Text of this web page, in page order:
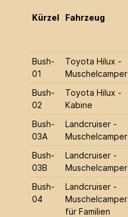
Kürzel Fahrzeug
Bush-
01
Toyota Hilux -
Muschelcamper
Bush-
02
Toyota Hilux -
Kabine
Bush-
03A
Landcruiser -
Muschelcamper
Bush-
03B
Landcruiser -
Muschelcamper
Bush-
04
Landcruiser -
Muschelcamper
für Familien